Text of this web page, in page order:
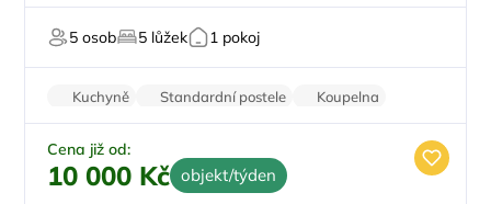
5 osob 5 lůžek 1 pokoj
Kuchyně Standardní postele
Koupelna
Balkon/terasa
Parkování zdarma
Cena již od:
10 000 Kč objekt/týden